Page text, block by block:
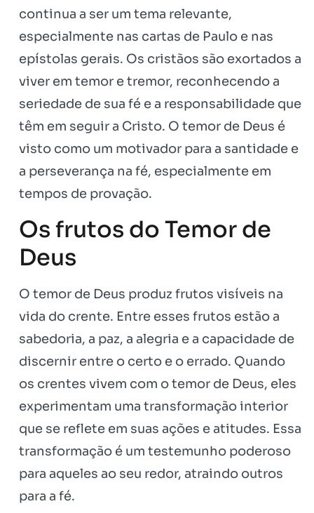
continua a ser um tema relevante,
especialmente nas cartas de Paulo e nas
epístolas gerais. Os cristãos são exortados a
viver em temor e tremor, reconhecendo a
seriedade de sua fé e a responsabilidade que
têm em seguir a Cristo. O temor de Deus é
visto como um motivador para a santidade e
a perseverança na fé, especialmente em
tempos de provação.
Os frutos do Temor de
Deus
O temor de Deus produz frutos visíveis na
vida do crente. Entre esses frutos estão a
sabedoria, a paz, a alegria e a capacidade de
discernir entre o certo e o errado. Quando
os crentes vivem com o temor de Deus, eles
experimentam uma transformação interior
que se reflete em suas ações e atitudes. Essa
transformação é um testemunho poderoso
para aqueles ao seu redor, atraindo outros
para a fé.